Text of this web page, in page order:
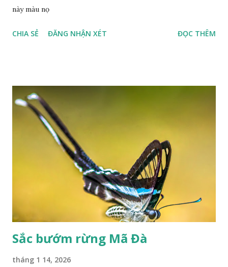
này màu nọ
CHIA SẺ ĐĂNG NHẬN XÉT ĐỌC THÊM
Sắc bướm rừng Mã Đà
tháng 1 14, 2026